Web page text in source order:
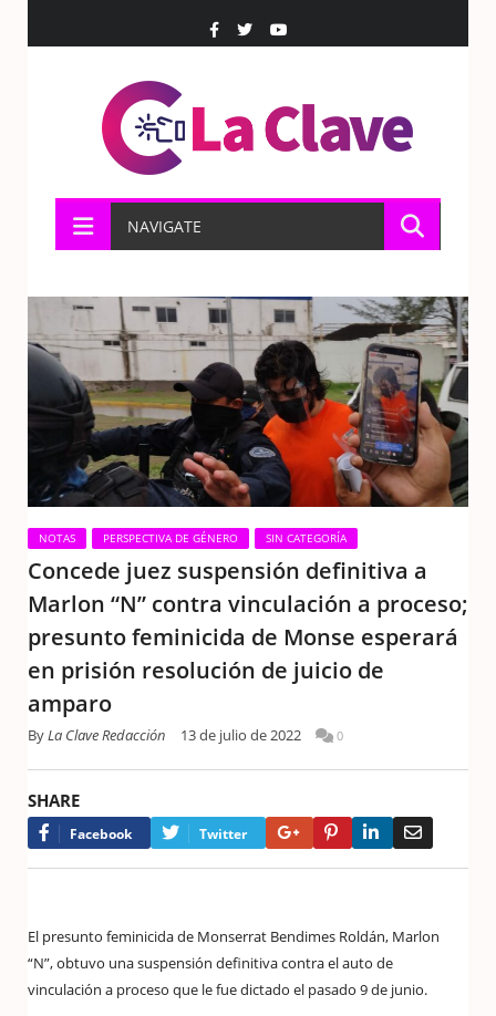
NAVIGATE
NOTAS PERSPECTIVA DE GÉNERO SIN CATEGORÍA
Concede juez suspensión definitiva a
Marlon “N” contra vinculación a proceso;
presunto feminicida de Monse esperará
en prisión resolución de juicio de
amparo
ByLa Clave Redacción 13 de julio de 2022 0
SHARE
Facebook Twitter Google+PinterestLinkedIn
El presunto feminicida de Monserrat Bendimes Roldán, Marlon
“N”, obtuvo una suspensión definitiva contra el auto de
vinculación a proceso que le fue dictado el pasado 9 de junio.